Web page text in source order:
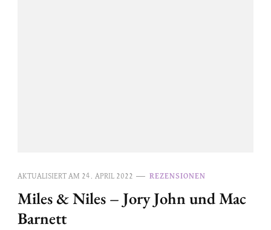
AKTUALISIERT AM 24. APRIL 2022 REZENSIONEN
Miles & Niles – Jory John und Mac
Barnett